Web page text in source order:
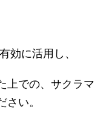
効に活用し、
上での、サクラマ
い。